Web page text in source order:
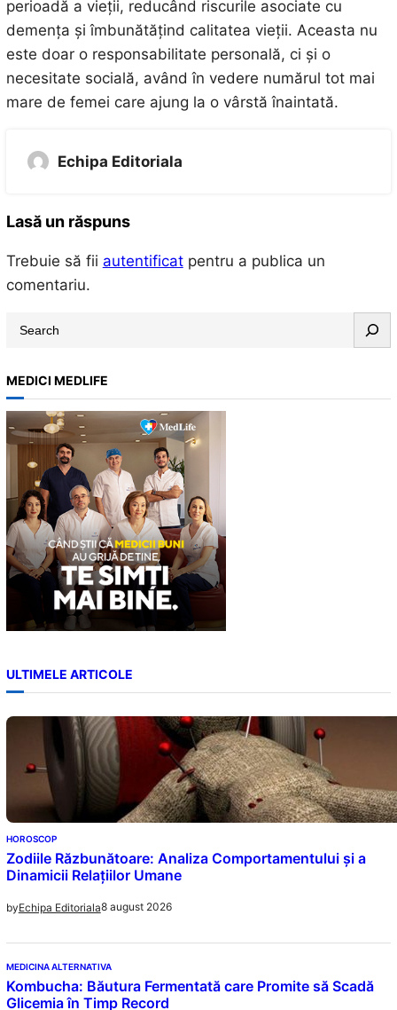
perioadă a vieții, reducând riscurile asociate cu
demența și îmbunătățind calitatea vieții. Aceasta nu
este doar o responsabilitate personală, ci și o
necesitate socială, având în vedere numărul tot mai
mare de femei care ajung la o vârstă înaintată.
Echipa Editoriala
Lasă un răspuns
Trebuie să fii autentificatpentru a publica un
comentariu.
a
r
c
h
MEDICI MEDLIFE
ULTIMELE ARTICOLE
HOROSCOP
Zodiile Răzbunătoare: Analiza Comportamentului și a
Dinamicii Relațiilor Umane
byEchipa Editoriala8 august 2026
MEDICINA ALTERNATIVA
Kombucha: Băutura Fermentată care Promite să Scadă
Glicemia în Timp Record